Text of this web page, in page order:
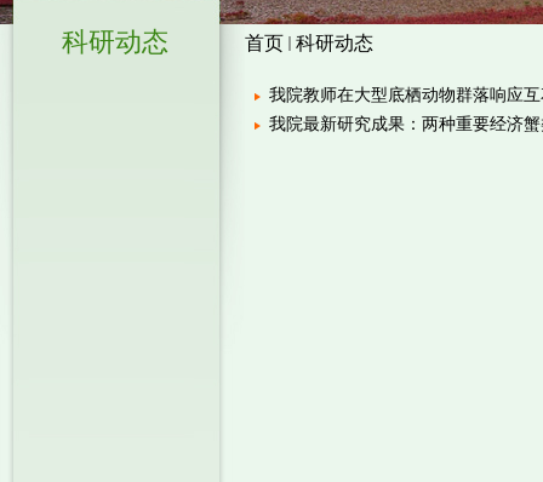
科研动态 首页 科研动态
我院教师在大型底栖动物群落响应
我院最新研究成果：两种重要经济